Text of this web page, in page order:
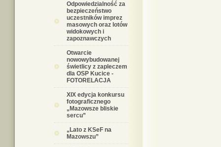
Odpowiedzialność za
bezpieczeństwo
uczestników imprez
masowych oraz lotów
widokowych i
zapoznawczych
Otwarcie
nowowybudowanej
świetlicy z zapleczem
dla OSP Kucice -
FOTORELACJA
XIX edycja konkursu
fotograficznego
„Mazowsze bliskie
sercu”
„Lato z KSeF na
Mazowszu”